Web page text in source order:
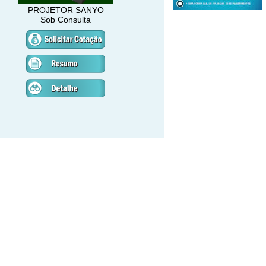
PROJETOR SANYO
Sob Consulta